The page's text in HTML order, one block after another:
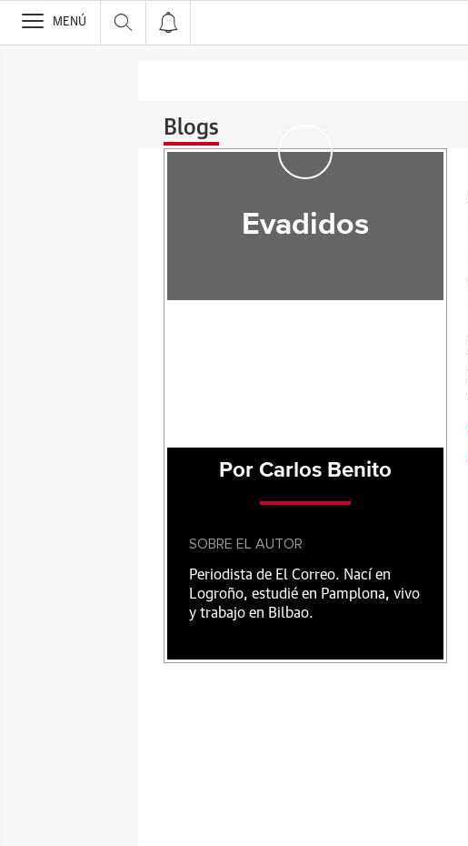
>
MENÚ
Blogs
Evadidos
Por Carlos Benito
SOBRE EL AUTOR
Periodista de El Correo. Nací en
Logroño, estudié en Pamplona, vivo
y trabajo en Bilbao.